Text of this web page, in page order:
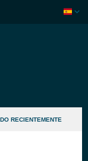
RECIENTEMENTE